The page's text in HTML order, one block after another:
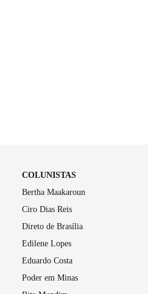
COLUNISTAS
Bertha Maakaroun
Ciro Dias Reis
Direto de Brasília
Edilene Lopes
Eduardo Costa
Poder em Minas